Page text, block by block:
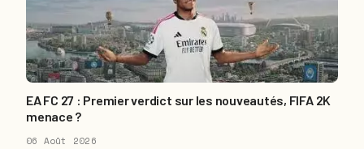
EA FC 27 : Premier verdict sur les nouveautés, FIFA 2K
menace ?
06 Août 2026